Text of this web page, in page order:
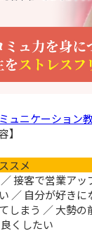
ュニケーション
】
スメ
接客で営業アッ
／ 自分が好きに
しまう ／ 大勢の
くしたい